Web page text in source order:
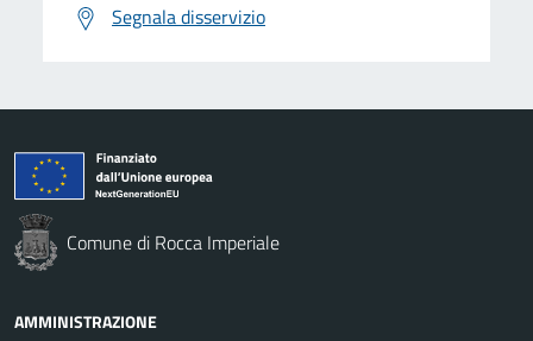
Segnala disservizio
Comune di Rocca Imperiale
AMMINISTRAZIONE